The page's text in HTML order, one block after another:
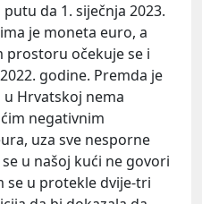
da 1. siječnja 2023.
je moneta euro, a
prostoru očekuje se i
godine. Premda je
Hrvatskoj nema
negativnim
uza sve nesporne
u našoj kući ne govori
se u protekle dvije-tri